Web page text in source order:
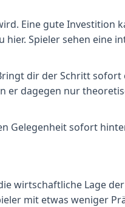
Eine gute Investition
Spieler sehen eine
dir der Schritt
dagegen nur
Gelegenheit sofort
wirtschaftliche Lage
mit etwas weniger